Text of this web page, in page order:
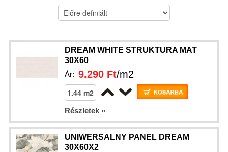
DREAM WHITE STRUKTURA MAT
30X60
Ár:9.290 Ft/m2
Részletek »
UNIWERSALNY PANEL DREAM
30X60X2